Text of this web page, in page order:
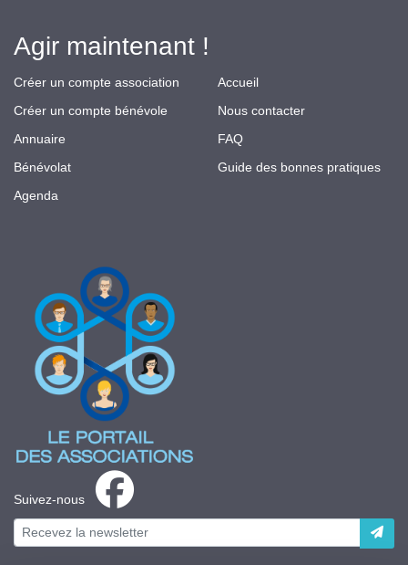
Suivez-nous
Agir maintenant !
Créer un compte association
Créer un compte bénévole
Annuaire
Bénévolat
Agenda
Accueil
Nous contacter
FAQ
Guide des bonnes pratiques